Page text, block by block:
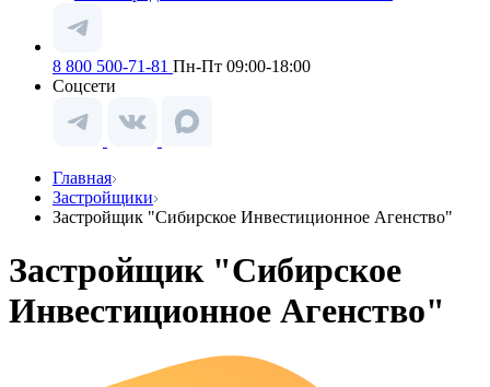
8 800 500-71-81 Пн-Пт 09:00-18:00
Соцсети
Главная
Застройщики
Застройщик "Сибирское Инвестиционное Агенство"
Застройщик "Сибирское
Инвестиционное Агенство"